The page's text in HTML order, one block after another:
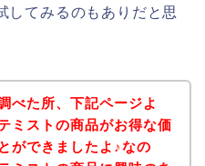
してみるのもありだと思
べた所、下記ページよ
ミストの商品がお得な価
ができましたよ♪なの